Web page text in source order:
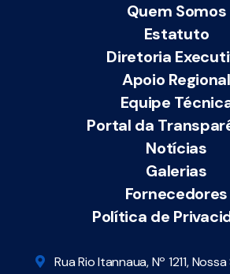
Quem Somos
Estatuto
Diretoria
Apoio Regional
Equipe
Portal da
Notícias
Galerias
Fornecedores
Política de
Rua Rio Itannaua, Nº 1211,